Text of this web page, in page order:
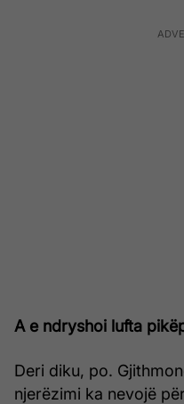
A e ndryshoi lufta
Deri diku, po.
njerëzimi ka nevojë